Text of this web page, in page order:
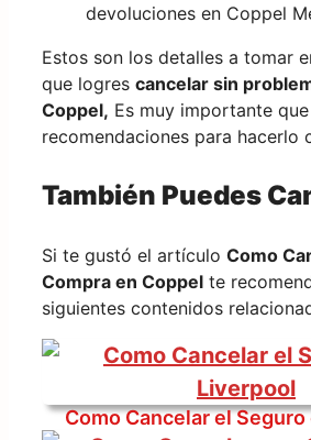
devoluciones en Coppel
Estos son los detalles a tomar
que logres cancelar sin
Coppel, Es muy importante
recomendaciones para hacerlo
También Puedes
Si te gustó el artículo Como
Compra en Coppel te
siguientes contenidos
Como Cancelar el